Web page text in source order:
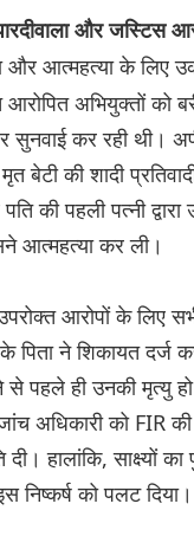
और जस्टिस
और आत्महत्या के लिए
अभियुक्तों को
सुनवाई कर रही थी।
बेटी की शादी
की पहली पत्नी द्वारा
आत्महत्या कर ली।
आरोपों के लिए
पिता ने शिकायत दर्ज
से पहले ही उनकी मृत्यु
अधिकारी को FIR की
हालांकि, साक्ष्यों
निष्कर्ष को पलट दिया।